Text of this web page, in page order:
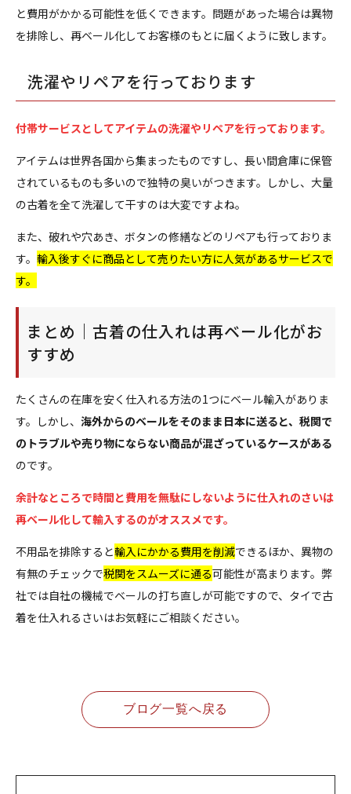
と費用がかかる可能性を低くできます。問題があった場合は異物
を排除し、再ベール化してお客様のもとに届くように致します。
洗濯やリペアを行っております
付帯サービスとしてアイテムの洗濯やリペアを行っております。
アイテムは世界各国から集まったものですし、長い間倉庫に保管
されているものも多いので独特の臭いがつきます。しかし、大量
の古着を全て洗濯して干すのは大変ですよね。
また、破れや穴あき、ボタンの修繕などのリペアも行っておりま
す。 輸入後すぐに商品として売りたい方に人気があるサービスで
す。
まとめ｜古着の仕入れは再ベール化がお
すすめ
たくさんの在庫を安く仕入れる方法の1つにベール輸入がありま
す。しかし、 海外からのベールをそのまま日本に送ると、税関で
のトラブルや売り物にならない商品が混ざっているケースがある
のです。
余計なところで時間と費用を無駄にしないように仕入れのさいは
再ベール化して輸入するのがオススメです。
不用品を排除すると輸入にかかる費用を削減できるほか、異物の
有無のチェックで税関をスムーズに通る可能性が高まります。弊
社では自社の機械でベールの打ち直しが可能ですので、タイで古
着を仕入れるさいはお気軽にご相談ください。
ブログ一覧へ戻る